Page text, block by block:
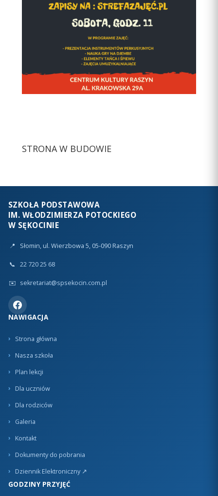
STRONA W BUDOWIE
SZKOŁA PODSTAWOWA
IM. WŁODZIMIERZA POTOCKIEGO
W SĘKOCINIE
📍 Słomin, ul. Wierzbowa 5, 05-090 Raszyn
📞 22 720 25 68
✉️ sekretariat@spsekocin.com.pl
NAWIGACJA
Strona główna
Nasza szkoła
Plan lekcji
Dla uczniów
Dla rodziców
Galeria
Kontakt
Dokumenty do pobrania
Dziennik Elektroniczny ↗
GODZINY PRZYJĘĆ